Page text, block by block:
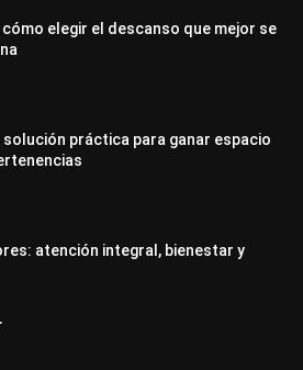
elegir el descanso que mejor se
práctica para ganar espacio
atención integral, bienestar y